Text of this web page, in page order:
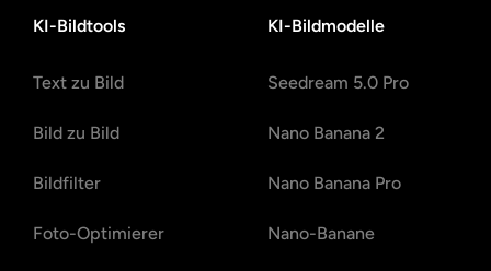
KI-Bildtools
Text zu Bild
Bild zu Bild
Bildfilter
Foto-Optimierer
KI-Bildmodelle
Seedream 5.0 Pro
Nano Banana 2
Nano Banana Pro
Nano-Banane